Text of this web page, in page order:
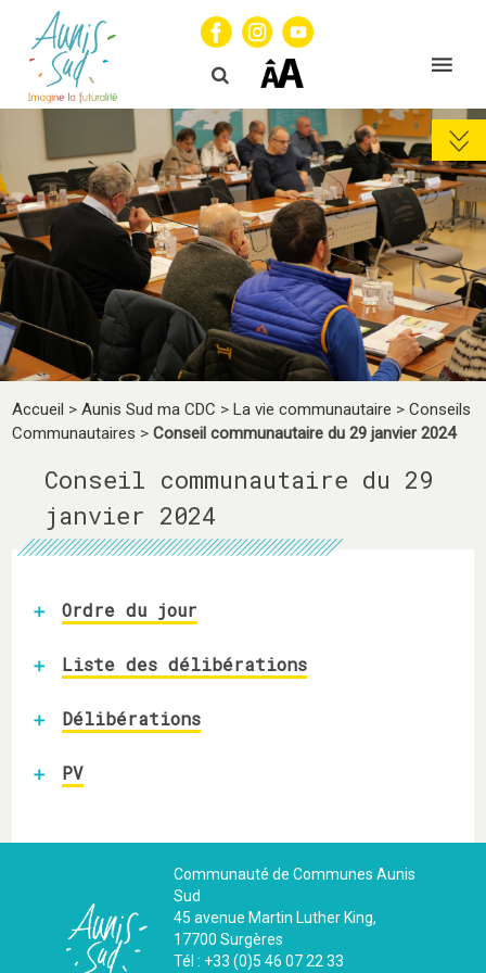
Accueil >Aunis Sud ma CDC > La vie communautaire >Conseils
Communautaires >Conseil communautaire du 29 janvier 2024
Conseil communautaire du 29
janvier 2024
Ordre du jour
Liste des délibérations
Délibérations
PV
Communauté de Communes Aunis
Sud
45 avenue Martin Luther King,
17700 Surgères
Tél : +33 (0)5 46 07 22 33